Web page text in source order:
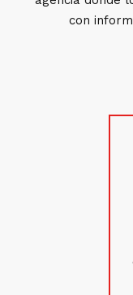
con